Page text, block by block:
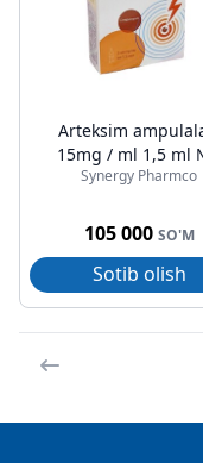
Arteksim
15mg / ml 1,5 ml
Synergy Pharmco
105 000 SO'M
Sotib olish